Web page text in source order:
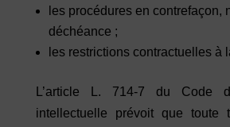
les procédures en contrefaçon,
déchéance ;
les restrictions contractuelles à
L’article L. 714-7 du Code
intellectuelle prévoit que toute